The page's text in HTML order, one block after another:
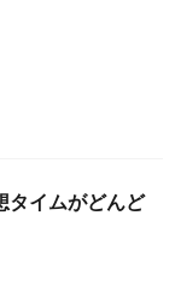
タイムがどんど